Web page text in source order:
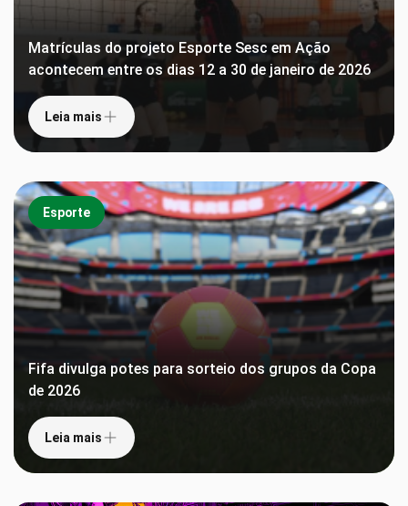
Matrículas do projeto Esporte Sesc em Ação
acontecem entre os dias 12 a 30 de janeiro de 2026
Leia mais
Esporte
Fifa divulga potes para sorteio dos grupos da Copa
de 2026
Leia mais